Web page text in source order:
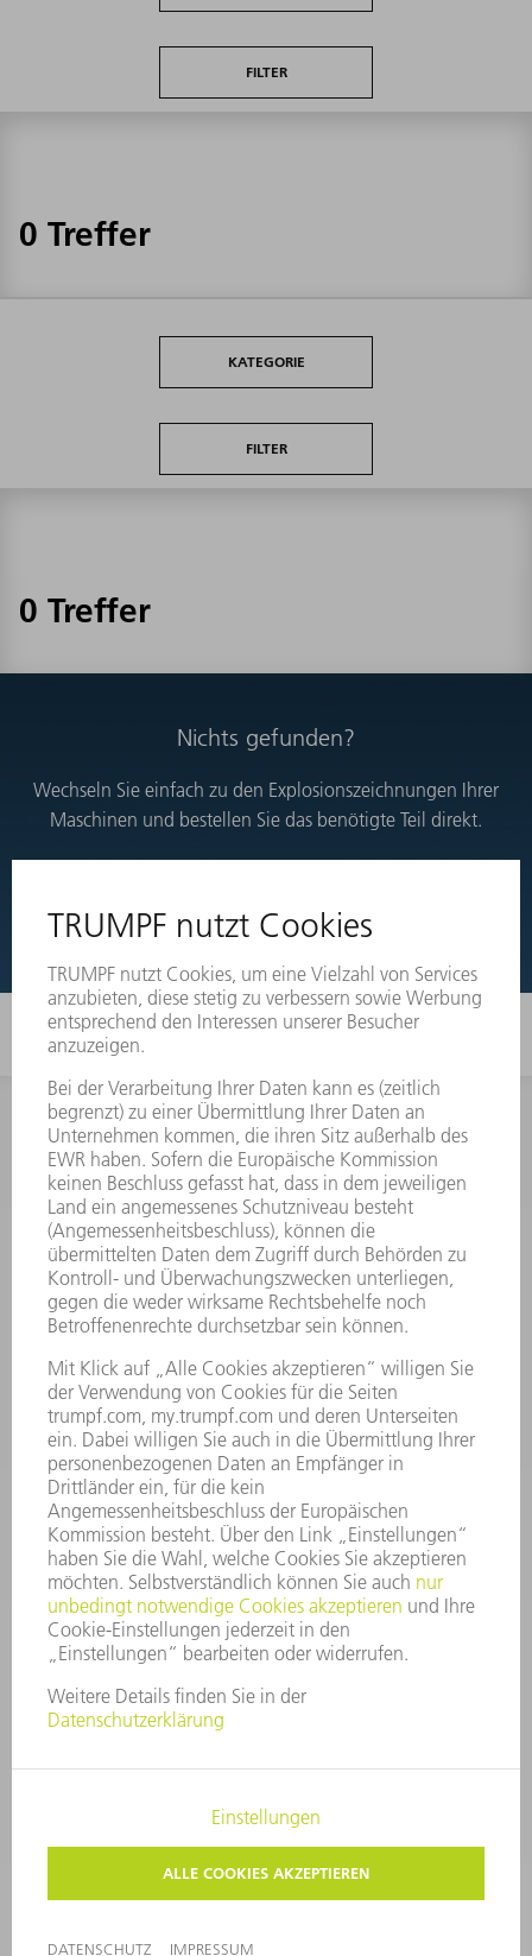
FILTER
0 Treffer
KATEGORIE
FILTER
0 Treffer
Nichts gefunden?
Wechseln Sie einfach zu den Explosionszeichnungen Ihrer
Maschinen und bestellen Sie das benötigte Teil direkt.
EXPLOSIONSZEICHNUNGEN
INFORMATION
Häufig gestellte Fragen
Allgemeine Geschäftsbedingungen
KONTAKT
Kundenbetreuung TRUMPF Werkzeugmaschinen
+49 7156 303 33222
Mo - Fr: 07:30 - 17:30 Uhr
Erweiterte Rufbereitschaft per Service App Mo - Fr:
06:30 - 20.00 Uhr Sa: 07:00 - 12:00 Uhr
Kundenbetreuung@trumpf.com
KONTAKT
Service TRUMPF Lasertechnik
+49 7156 303 37444
Mo - Fr: 07:30 - 18:00 Uhr
Additive Manufacturing 07:30 - 17:30 Uhr
spareparts.tld@trumpf.com
COPYRIGHT UND MARKENZEICHEN
NUTZUNGSBEDINGUNGEN
AGB